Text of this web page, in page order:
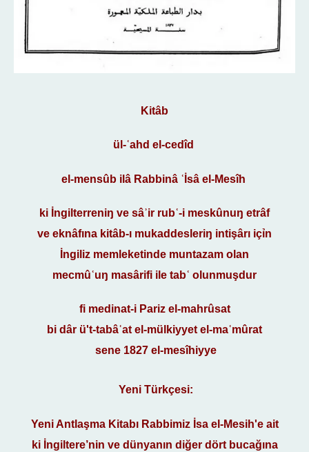
Kitâb
ül-ʿahd el-cedîd
el-mensûb ilâ Rabbinâ ʿİsâ el-Mesîh
ki İngilterreniŋ ve sâʾir rubʿ-i meskûnuŋ etrâf
ve eknâfına kitâb-ı mukaddesleriŋ intişârı içỉn
İngiliz memleketinde muntazam olan
mecmûʿuŋ masârifi ile tabʿ olunmuşdur
fi medinat-i Pariz el-mahrûsat
bi dâr ü't-tabâʿat el-mülkiyyet el-maʿmûrat
sene 1827 el-mesîhiyye
Yeni Türkçesi:
Yeni Antlaşma Kitabı Rabbimiz İsa el-Mesih'e ait
ki İngiltere’nin ve dünyanın diğer dört bucağına